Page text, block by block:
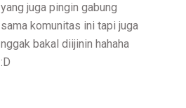
yang juga pingin gabung
sama komunitas ini tapi juga
nggak bakal diijinin hahaha
:D